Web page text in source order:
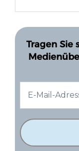
Tragen Sie